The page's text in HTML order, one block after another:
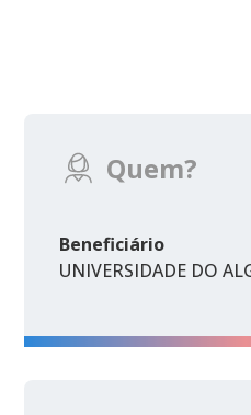
Quem?
Beneficiário
UNIVERSIDADE DO